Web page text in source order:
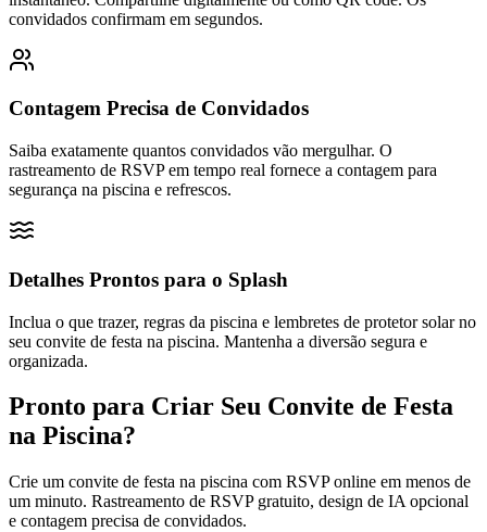
convidados confirmam em segundos.
Contagem Precisa de Convidados
Saiba exatamente quantos convidados vão mergulhar. O
rastreamento de RSVP em tempo real fornece a contagem para
segurança na piscina e refrescos.
Detalhes Prontos para o Splash
Inclua o que trazer, regras da piscina e lembretes de protetor solar no
seu convite de festa na piscina. Mantenha a diversão segura e
organizada.
Pronto para Criar Seu Convite de Festa
na Piscina?
Crie um convite de festa na piscina com RSVP online em menos de
um minuto. Rastreamento de RSVP gratuito, design de IA opcional
e contagem precisa de convidados.